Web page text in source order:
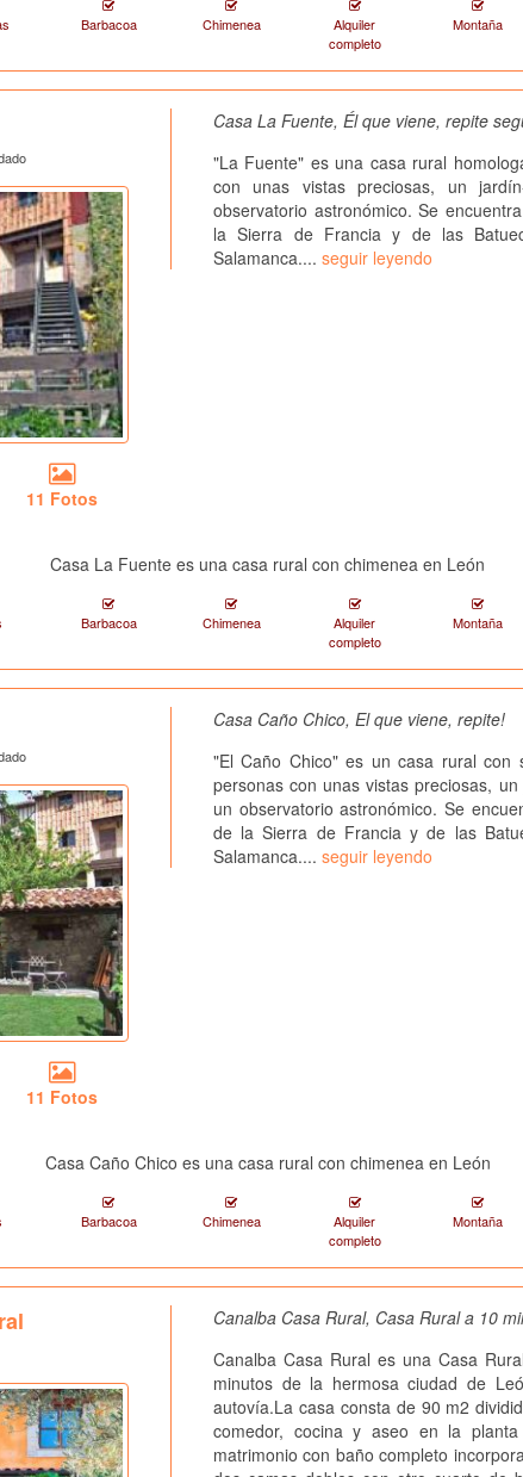
Barbacoa Chimenea
Alquiler
completo
Montaña
11 Fotos
Casa La Fuente, Él que viene, repite
"La Fuente" es una casa rural
con unas vistas preciosas, un
observatorio astronómico. Se
la Sierra de Francia y de las
Salamanca.... seguir leyendo
Casa La Fuente es una casa rural con chimenea en León
Barbacoa Chimenea
Alquiler
completo
Montaña
11 Fotos
Casa Caño Chico, El que viene, repite!
"El Caño Chico" es un casa rural
personas con unas vistas preciosas,
un observatorio astronómico. Se
de la Sierra de Francia y de las
Salamanca.... seguir leyendo
Casa Caño Chico es una casa rural con chimenea en León
Barbacoa Chimenea
Alquiler
completo
Montaña
Canalba Casa Rural, Casa Rural a 10
Canalba Casa Rural es una Casa
minutos de la hermosa ciudad de
autovía.La casa consta de 90 m2
comedor, cocina y aseo en la
matrimonio con baño completo